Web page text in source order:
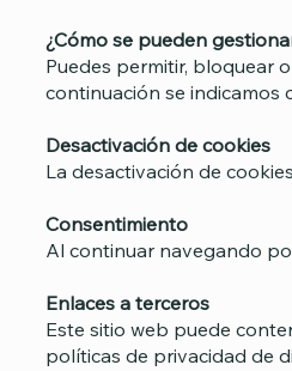
¿Cómo se pueden
Puedes permitir, bloquear
continuación se indicamos
Desactivación de cookies
La desactivación de
Consentimiento
Al continuar navegando
Enlaces a terceros
Este sitio web puede
políticas de privacidad de